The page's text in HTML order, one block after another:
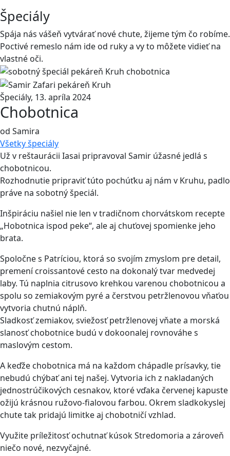
Špeciály
Spája nás vášeň vytvárať nové chute, žĳeme tým čo robíme.
Poctivé remeslo nám ide od ruky a vy to môžete vidieť na
vlastné oči.
Špeciály, 13. apríla 2024
Chobotnica
od Samira
Všetkyšpeciály
Už v reštaurácii Iasai pripravoval Samir úžasné jedlá s
chobotnicou.
Rozhodnutie pripraviť túto pochúťku aj nám v Kruhu, padlo
práve na sobotný špeciál.
Inšpiráciu našiel nie len v tradičnom chorvátskom recepte
„Hobotnica ispod peke“, ale aj chuťovej spomienke jeho
brata.
Spoločne s Patríciou, ktorá so svojím zmyslom pre detail,
premení croissantové cesto na dokonalý tvar medvedej
laby. Tú naplnia citrusovo krehkou varenou chobotnicou a
spolu so zemiakovým pyré a čerstvou petržlenovou vňaťou
vytvoria chutnú náplň.
Sladkosť zemiakov, sviežosť petržlenovej vňate a morská
slanosť chobotnice budú v dokoonalej rovnováhe s
maslovým cestom.
A keďže chobotnica má na každom chápadle prísavky, tie
nebudú chýbať ani tej našej. Vytvoria ich z nakladaných
jednostrúčikových cesnakov, ktoré vďaka červenej kapuste
ožijú krásnou ružovo-fialovou farbou. Okrem sladkokyslej
chute tak pridajú limitke aj chobotničí vzhlad.
Využite príležitosť ochutnať kúsok Stredomoria a zároveň
niečo nové, nezvyčajné.